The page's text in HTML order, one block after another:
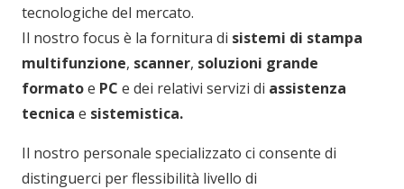
tecnologiche del mercato.
Il nostro focus è la fornitura di sistemi di stampa
multifunzione, scanner, soluzioni grande
formatoe PC e dei relativi servizi di assistenza
tecnica e sistemistica.
Il nostro personale specializzato ci consente di
distinguerci per flessibilità livello di